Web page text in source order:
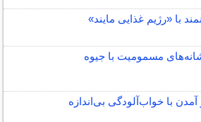
با «رژیم غذایی مایند»
مسمومیت با جیوه
آمدن با خواب‌آلودگی بی‌اندازه